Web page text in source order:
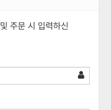
및 주문 시 입력하신